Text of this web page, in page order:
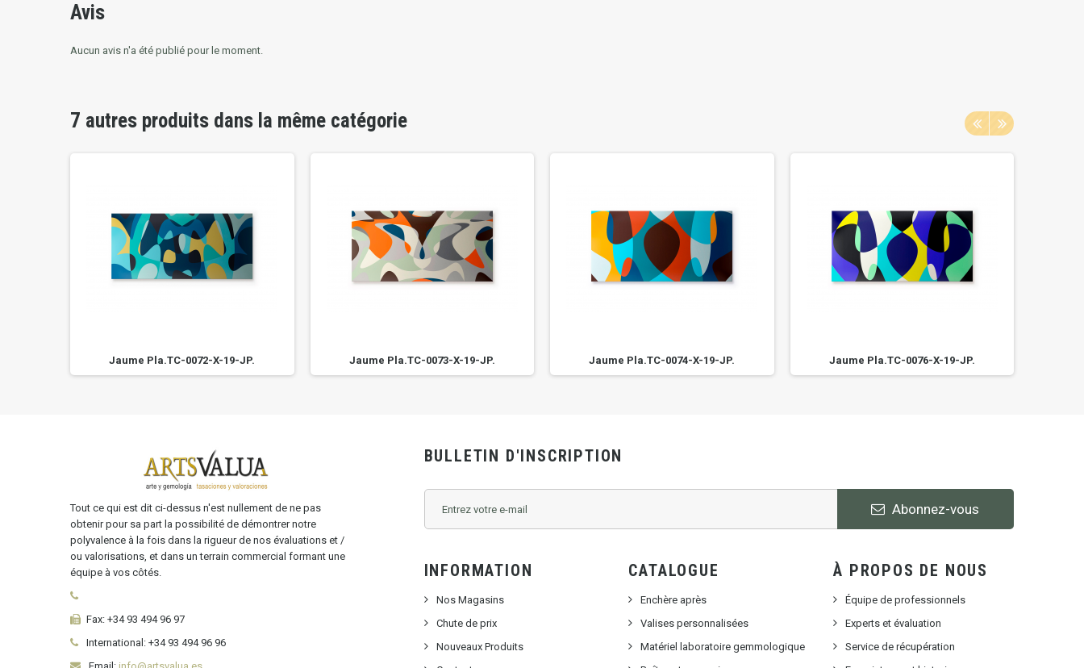
Avis
Aucun avis n'a été publié pour le moment.
7 autres produits dans la même catégorie
Jaume Pla.TC-0072-X-19-JP. Jaume Pla.TC-0073-X-19-JP. Jaume Pla.TC-0074-X-19-JP. Jaume Pla.TC-0076-X-19-JP.
Tout ce qui est dit ci-dessus n'est nullement de ne pas
obtenir pour sa part la possibilité de démontrer notre
polyvalence à la fois dans la rigueur de nos évaluations et /
ou valorisations, et dans un terrain commercial formant une
équipe à vos côtés.
Fax: +34 93 494 96 97
International: +34 93 494 96 96
BULLETIN D'INSCRIPTION
Abonnez-vous
INFORMATION
Nos Magasins
Chute de prix
Nouveaux Produits
CATALOGUE
Enchère après
Valises personnalisées
Matériel laboratoire gemmologique
À PROPOS DE NOUS
Équipe de professionnels
Experts et évaluation
Service de récupération